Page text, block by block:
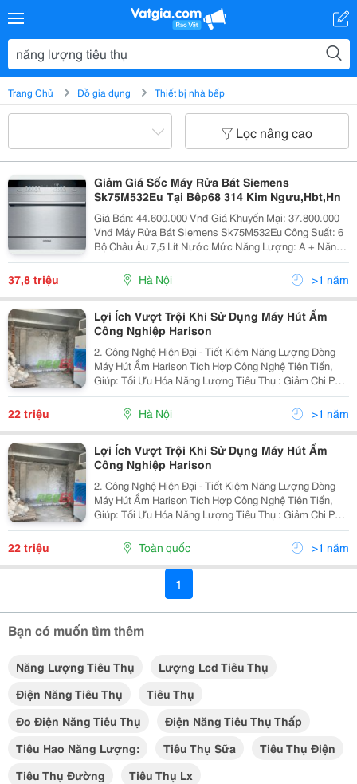
Trang Chủ Đồ gia dụng Thiết bị nhà bếp
Lọc nâng cao
Giảm Giá Sốc Máy Rửa Bát Siemens
Sk75M532Eu Tại Bêp68 314 Kim Ngưu,Hbt,Hn
Giá Bán: 44.600.000 Vnđ Giá Khuyến Mại: 37.800.000
Vnđ Máy Rửa Bát Siemens Sk75M532Eu Công Suất: 6
Bộ Châu Âu 7,5 Lít Nước Mức Năng Lượng: A + Năng
Lượng Tiêu Thụ 174 Kwh Tiêu Thụ Năng Lượng Thực
Tế Sẽ Phụ Thuộc Vào Loại
37,8 triệu Hà Nội >1 năm
Lợi Ích Vượt Trội Khi Sử Dụng Máy Hút Ẩm
Công Nghiệp Harison
2. Công Nghệ Hiện Đại - Tiết Kiệm Năng Lượng Dòng
Máy Hút Ẩm Harison Tích Hợp Công Nghệ Tiên Tiến,
Giúp: Tối Ưu Hóa Năng Lượng Tiêu Thụ : Giảm Chi Phí
Điện Năng Cho Doanh Nghiệp. Hoạt Động Thông Minh :
Máy Tự Động Điều Chỉnh Độ Ẩm Theo Nhu Cầu...
22 triệu Hà Nội >1 năm
Lợi Ích Vượt Trội Khi Sử Dụng Máy Hút Ẩm
Công Nghiệp Harison
2. Công Nghệ Hiện Đại - Tiết Kiệm Năng Lượng Dòng
Máy Hút Ẩm Harison Tích Hợp Công Nghệ Tiên Tiến,
Giúp: Tối Ưu Hóa Năng Lượng Tiêu Thụ : Giảm Chi Phí
Điện Năng Cho Doanh Nghiệp. Hoạt Động Thông Minh :
Máy Tự Động Điều Chỉnh Độ Ẩm Theo Nhu Cầu...
22 triệu Toàn quốc >1 năm
1
Bạn có muốn tìm thêm
Năng Lượng Tiêu Thụ
Lượng Lcd Tiêu Thụ
Điện Năng Tiêu Thụ
Tiêu Thụ
Đo Điện Năng Tiêu Thụ
Điện Năng Tiêu Thụ Thấp
Tiêu Hao Năng Lượng:
Tiêu Thụ Sữa
Tiêu Thụ Điện
Tiêu Thụ Đường
Tiêu Thụ Lx